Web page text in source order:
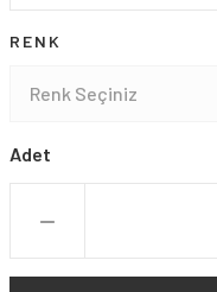
RENK
Adet